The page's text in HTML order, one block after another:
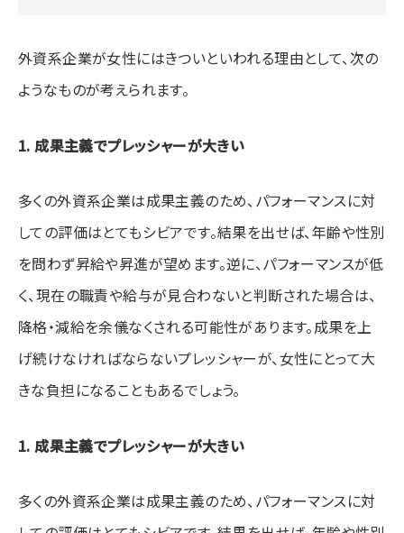
外資系企業が女性にはきついといわれる理由として、次の
ようなものが考えられます。
1. 成果主義でプレッシャーが大きい
多くの外資系企業は成果主義のため、パフォーマンスに対
しての評価はとてもシビアです。結果を出せば、年齢や性別
を問わず昇給や昇進が望めます。逆に、パフォーマンスが低
く、現在の職責や給与が見合わないと判断された場合は、
降格・減給を余儀なくされる可能性があります。成果を上
げ続けなければならないプレッシャーが、女性にとって大
きな負担になることもあるでしょう。
1. 成果主義でプレッシャーが大きい
多くの外資系企業は成果主義のため、パフォーマンスに対